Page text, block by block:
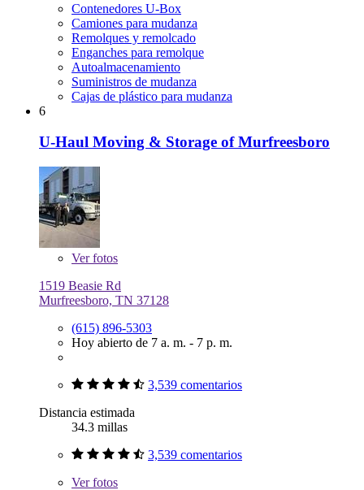
Contenedores U-Box
Camiones para mudanza
Remolques y remolcado
Enganches para remolque
Autoalmacenamiento
Suministros de mudanza
Cajas de plástico para mudanza
6
U-Haul Moving & Storage of Murfreesboro
Verfotos
1519 Beasie Rd
Murfreesboro, TN 37128
(615) 896-5303
Hoy abierto de 7 a. m. - 7 p. m.
3,539 comentarios
Distancia estimada
34.3 millas
3,539 comentarios
Verfotos